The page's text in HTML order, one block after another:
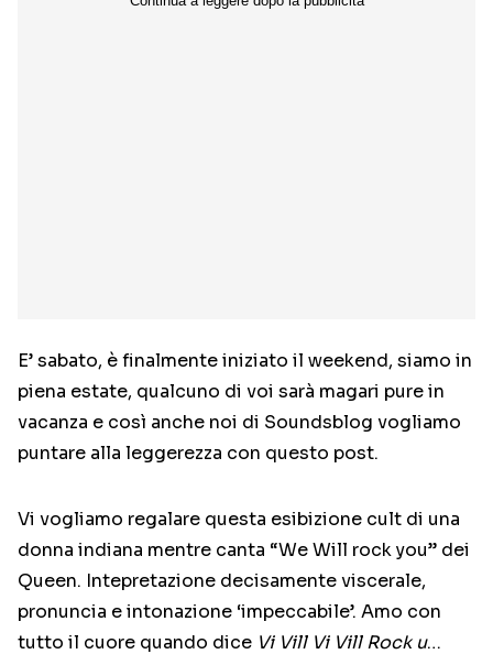
E’ sabato, è finalmente iniziato il weekend, siamo in
piena estate, qualcuno di voi sarà magari pure in
vacanza e così anche noi di Soundsblog vogliamo
puntare alla leggerezza con questo post.
Vi vogliamo regalare questa esibizione cult di una
donna indiana mentre canta “We Will rock you” dei
Queen. Intepretazione decisamente viscerale,
pronuncia e intonazione ‘impeccabile’. Amo con
tutto il cuore quando dice Vi Vill Vi Vill Rock u…